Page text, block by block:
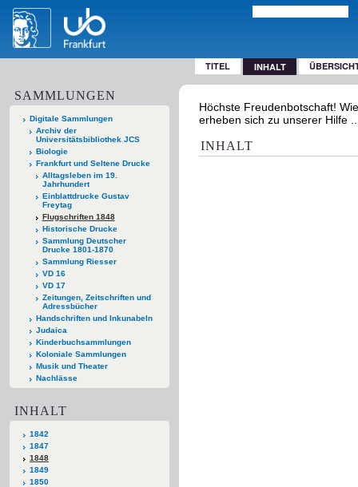
TITEL INHALT
SAMMLUNGEN
Digitale Sammlungen
Archiv der
Universitätsbibliothek JCS
Biologie
Frankfurt und Seltene Drucke
Alltagsleben im 19.
Jahrhundert
Einblattdrucke Gustav
Freytag
Flugschriften 1848
Historische Drucke
Sammlung Deutscher
Drucke 1801-1870
Sammlung Riesser
VD 16
VD 17
Zeitungen, Zeitschriften und
Adressbücher
Handschriften und Inkunabeln
Judaica
Kinderbuchsammlungen
Koloniale Sammlungen
Musik und Theater
Nachlässe
INHALT
1842
1847
1848
1849
1850
Höchste Freudenbotschaft!
erheben sich zu unserer Hilfe
INHALT